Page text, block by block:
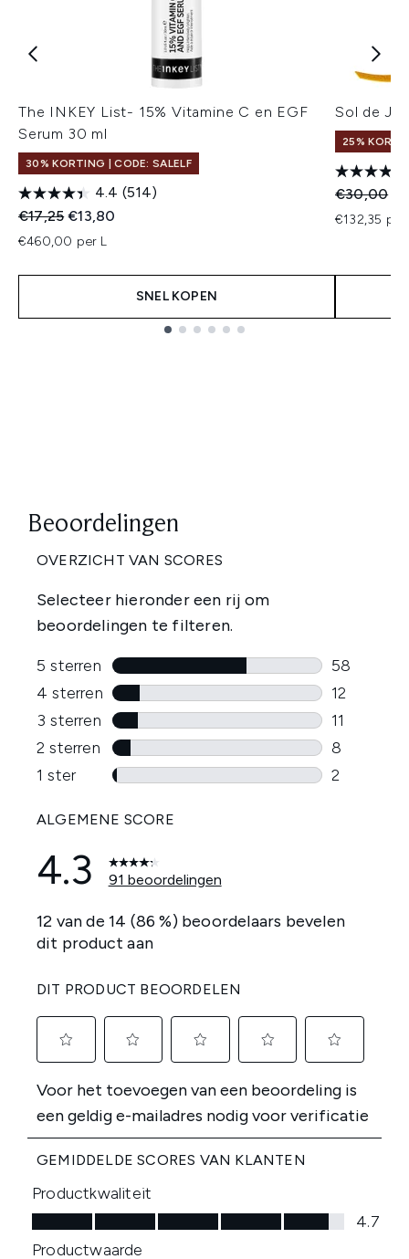
The INKEY List- 15% Vitamine C en EGF
Serum 30 ml
30% KORTING | CODE: SALELF
4.4 (514)
Recommended Retail Price:
€17,25Huidige prijs:
€13,80
€460,00 per L
SNEL KOPEN
Sol de
25%
€30,00
€132,35 per